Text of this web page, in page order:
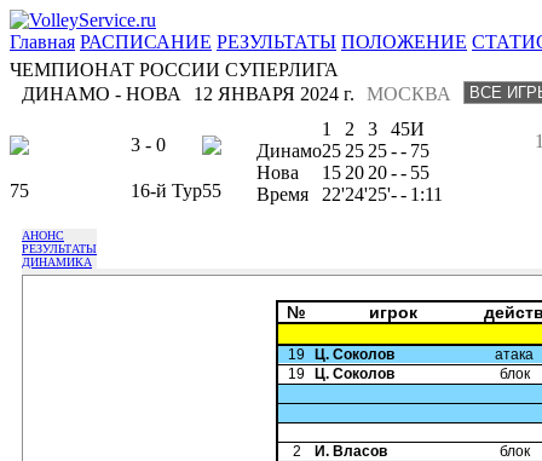
Главная РАСПИСАНИЕ РЕЗУЛЬТАТЫ ПОЛОЖЕНИЕ
ЧЕМПИОНАТ РОССИИ СУПЕРЛИГА
ДИНАМО - НОВА
МОСКВА
12 ЯНВАРЯ 2024 г.
3 - 0
75 16-й Тур55
1 2 3 45И
Динамо25 25 25-- 75
Нова
15 20 20-- 55
Время
22'24'25'-- 1:11
АНОНС
РЕЗУЛЬТАТЫ
ДИНАМИКА
№ игрок
19 Ц. Соколов
атака
19
Ц. Соколов блок
2 И. Власов блок